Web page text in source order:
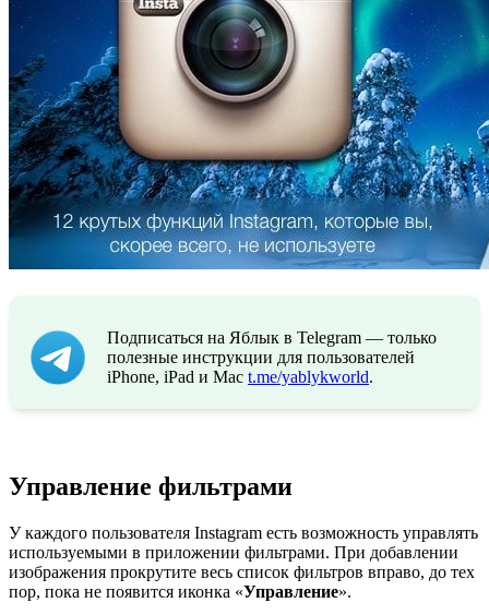
Подписаться на Яблык в Telegram — только
полезные инструкции для пользователей
iPhone, iPad и Mac t.me/yablykworld.
Управление фильтрами
У каждого пользователя Instagram есть возможность управлять
используемыми в приложении фильтрами. При добавлении
изображения прокрутите весь список фильтров вправо, до тех
пор, пока не появится иконка «Управление».